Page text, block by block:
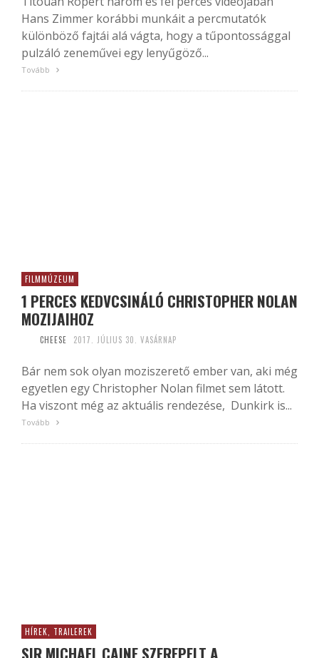
Hans Zimmer korábbi munkáit a percmutatók
különböző fajtái alá vágta, hogy a tűpontossággal
pulzáló zeneművei egy lenyűgöző...
Tovább
FILMMÚZEUM
1 PERCES KEDVCSINÁLÓ CHRISTOPHER NOLAN
MOZIJAIHOZ
CHEESE 2017. JÚLIUS 30. VASÁRNAP
Bár nem sok olyan moziszerető ember van, aki még
egyetlen egy Christopher Nolan filmet sem látott.
Ha viszont még az aktuális rendezése, Dunkirk is...
Tovább
HÍREK, TRAILEREK
SIR MICHAEL CAINE SZEREPELT A